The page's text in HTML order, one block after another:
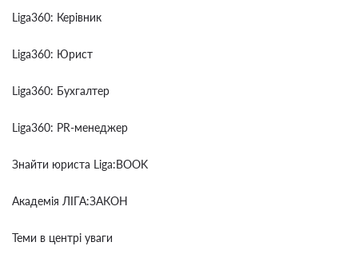
Liga360: Керівник
Liga360: Юрист
Liga360: Бухгалтер
Liga360: PR-менеджер
Знайти юриста Liga:BOOK
Академія ЛІГА:ЗАКОН
Теми в центрі уваги